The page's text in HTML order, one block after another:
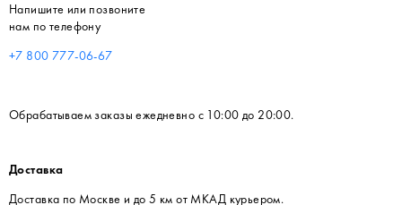
Напишите или позвоните
нам по телефону
+7 800 777-06-67
Обрабатываем заказы ежедневно с 10:00 до 20:00.
Доставка
Доставка по Москве и до 5 км от МКАД курьером.